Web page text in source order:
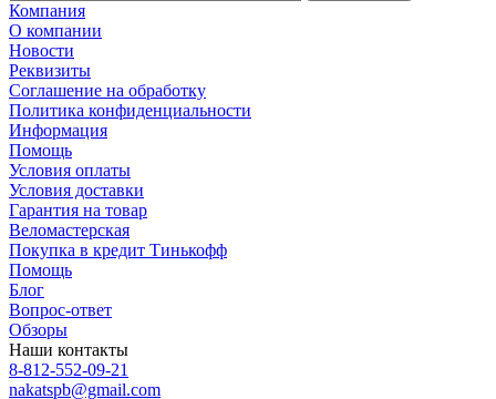
Компания
О компании
Новости
Реквизиты
Соглашение на обработку
Политика конфиденциальности
Информация
Помощь
Условия оплаты
Условия доставки
Гарантия на товар
Веломастерская
Покупка в кредит Тинькофф
Помощь
Блог
Вопрос-ответ
Обзоры
Наши контакты
8-812-552-09-21
nakatspb@gmail.com